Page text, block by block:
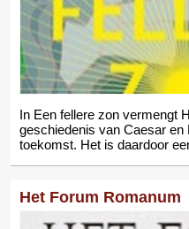
In Een fellere zon vermengt
geschiedenis van Caesar
toekomst. Het is daardoor
Het Forum Romanum